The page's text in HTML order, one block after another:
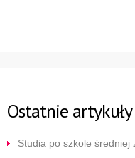
Ostatnie artykuły
Studia po szkole średniej